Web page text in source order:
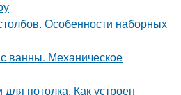
Особенности наборных
с ванны. Механическое
потолка. Как устроен